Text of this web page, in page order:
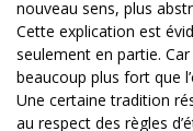
nouveau sens, plus
Cette explication est
seulement en partie.
beaucoup plus fort que
Une certaine tradition
au respect des règles